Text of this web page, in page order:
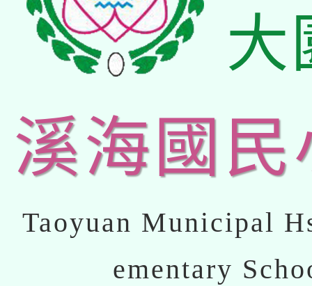
大
溪海國民
Taoyuan Municipal
ementary